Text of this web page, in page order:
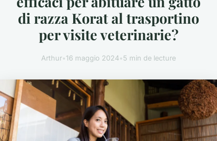
di razza Korat al trasportino
per visite veterinarie?
Arthur•16 maggio 2024•5 min de lecture